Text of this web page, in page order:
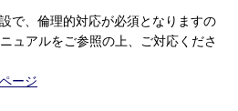
で、倫理的対応が必須となりますの
ュアルをご参照の上、ご対応くださ
ージ